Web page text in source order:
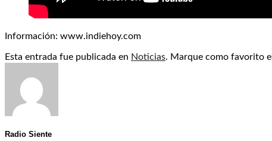
Información: www.indiehoy.com
Esta entrada fue publicada en Noticias. Marque como favorito el
Radio Siente